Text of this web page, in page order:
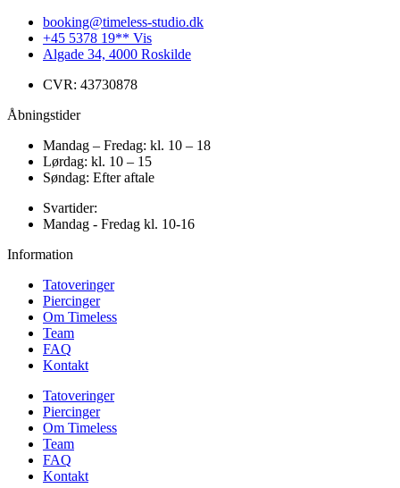
booking@timeless-studio.dk
+45 5378 19** Vis
Algade 34, 4000 Roskilde
CVR: 43730878
Åbningstider
Mandag – Fredag: kl. 10 – 18
Lørdag: kl. 10 – 15
Søndag: Efter aftale
Svartider:
Mandag - Fredag kl. 10-16
Information
Tatoveringer
Piercinger
Om Timeless
Team
FAQ
Kontakt
Tatoveringer
Piercinger
Om Timeless
Team
FAQ
Kontakt